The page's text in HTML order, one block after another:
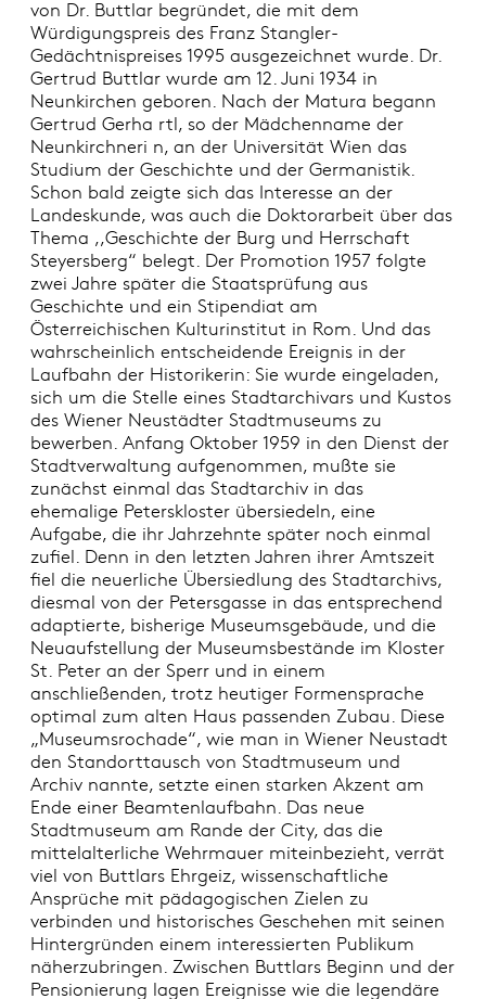
von Dr. Buttlar begründet, die mit dem
Würdigungspreis des Franz Stangler-
Gedächtnispreises 1995 ausgezeichnet wurde. Dr.
Gertrud Buttlar wurde am 12. Juni 1934 in
Neunkirchen geboren. Nach der Matura begann
Gertrud Gerha rtl, so der Mädchenname der
Neunkirchneri n, an der Universität Wien das
Studium der Geschichte und der Germanistik.
Schon bald zeigte sich das Interesse an der
Landeskunde, was auch die Doktorarbeit über das
Thema ,,Geschichte der Burg und Herrschaft
Steyersberg“ belegt. Der Promotion 1957 folgte
zwei Jahre später die Staatsprüfung aus
Geschichte und ein Stipendiat am
Österreichischen Kulturinstitut in Rom. Und das
wahrscheinlich entscheidende Ereignis in der
Laufbahn der Historikerin: Sie wurde eingeladen,
sich um die Stelle eines Stadtarchivars und Kustos
des Wiener Neustädter Stadtmuseums zu
bewerben. Anfang Oktober 1959 in den Dienst der
Stadtverwaltung aufgenommen, mußte sie
zunächst einmal das Stadtarchiv in das
ehemalige Peterskloster übersiedeln, eine
Aufgabe, die ihr Jahrzehnte später noch einmal
zufiel. Denn in den letzten Jahren ihrer Amtszeit
fiel die neuerliche Übersiedlung des Stadtarchivs,
diesmal von der Petersgasse in das entsprechend
adaptierte, bisherige Museumsgebäude, und die
Neuaufstellung der Museumsbestände im Kloster
St. Peter an der Sperr und in einem
anschließenden, trotz heutiger Formensprache
optimal zum alten Haus passenden Zubau. Diese
„Museumsrochade“, wie man in Wiener Neustadt
den Standorttausch von Stadtmuseum und
Archiv nannte, setzte einen starken Akzent am
Ende einer Beamtenlaufbahn. Das neue
Stadtmuseum am Rande der City, das die
mittelalterliche Wehrmauer miteinbezieht, verrät
viel von Buttlars Ehrgeiz, wissenschaftliche
Ansprüche mit pädagogischen Zielen zu
verbinden und historisches Geschehen mit seinen
Hintergründen einem interessierten Publikum
näherzubringen. Zwischen Buttlars Beginn und der
Pensionierung lagen Ereignisse wie die legendäre